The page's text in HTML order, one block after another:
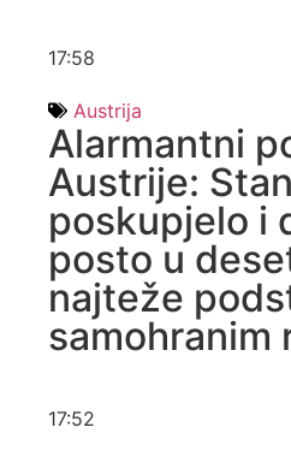
17:58
Austrija
Alarmantni
Austrije:
poskupjelo i
posto u
najteže
samohranim
17:52